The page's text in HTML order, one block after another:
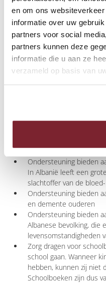
en om ons
informatie over uw
partners voor social
partners kunnen deze
informatie die u aan ze
verzameld op basis van
hoogst is.
De stichting Hoop voor
Gelijkwaardige kansen
gehandicapten in
menswaardig bestaan
een plaats kunnen
Albanese regering
vormgever van het
Het bevorderen van de
gehandicapte mens
een positieve
doelgroep
Ondersteuning bieden
In Albanië leeft een
slachtoffer van de
Ondersteuning bieden
en demente ouderen
Ondersteuning bieden
Albanese bevolking, die
levensomstandigheden
Zorg dragen voor
school gaan. Wanneer
hebben, kunnen zij niet
Schoolboeken zijn dus